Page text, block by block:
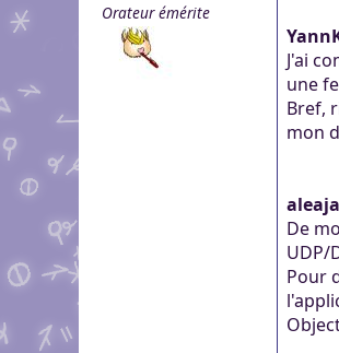
Orateur émérite
J'ai
une
Bref,
mon
De
UDP/
Pour